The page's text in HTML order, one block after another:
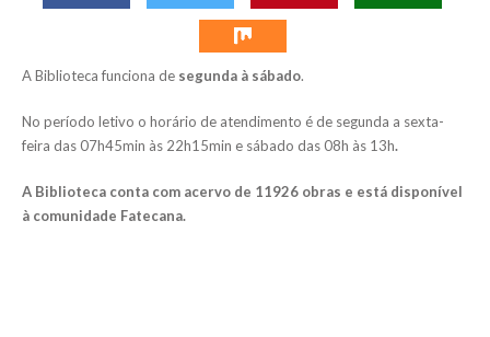
A Biblioteca funciona de segunda à sábado.
No período letivo o horário de atendimento é de segunda a sexta-
feira das 07h45min às 22h15min e sábado das 08h às 13h.
A Biblioteca conta com acervo de 11926 obras e está disponível
à comunidade Fatecana.